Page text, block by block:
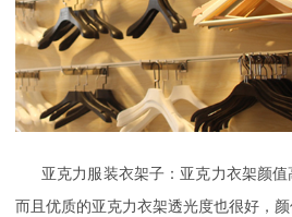
亚克力服装衣架子：亚克力衣架颜值
而且优质的亚克力衣架透光度也很好，